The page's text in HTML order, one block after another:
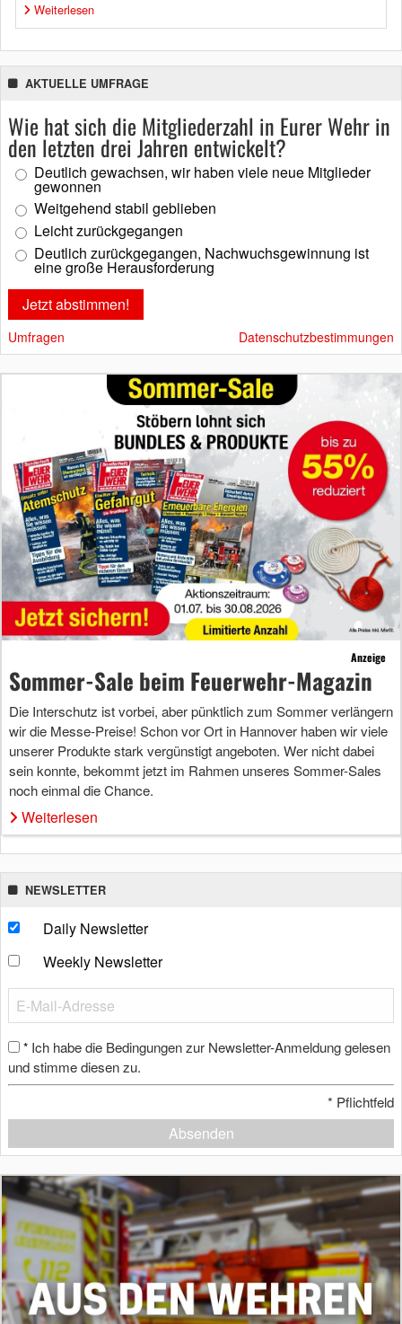
Weiterlesen
AKTUELLE UMFRAGE
Wie hat sich die Mitgliederzahl in Eurer Wehr in
den letzten drei Jahren entwickelt?
Deutlich gewachsen, wir haben viele neue Mitglieder
gewonnen
Weitgehend stabil geblieben
Leicht zurückgegangen
Deutlich zurückgegangen, Nachwuchsgewinnung ist
eine große Herausforderung
Umfragen Datenschutzbestimmungen
Anzeige
Sommer-Sale beim Feuerwehr-Magazin
Die Interschutz ist vorbei, aber pünktlich zum Sommer verlängern
wir die Messe-Preise! Schon vor Ort in Hannover haben wir viele
unserer Produkte stark vergünstigt angeboten. Wer nicht dabei
sein konnte, bekommt jetzt im Rahmen unseres Sommer-Sales
noch einmal die Chance.
Weiterlesen
NEWSLETTER
Daily Newsletter
Weekly Newsletter
* Ich habe die Bedingungen zur Newsletter-Anmeldung gelesen
und stimme diesen zu.
* Pflichtfeld
Absenden